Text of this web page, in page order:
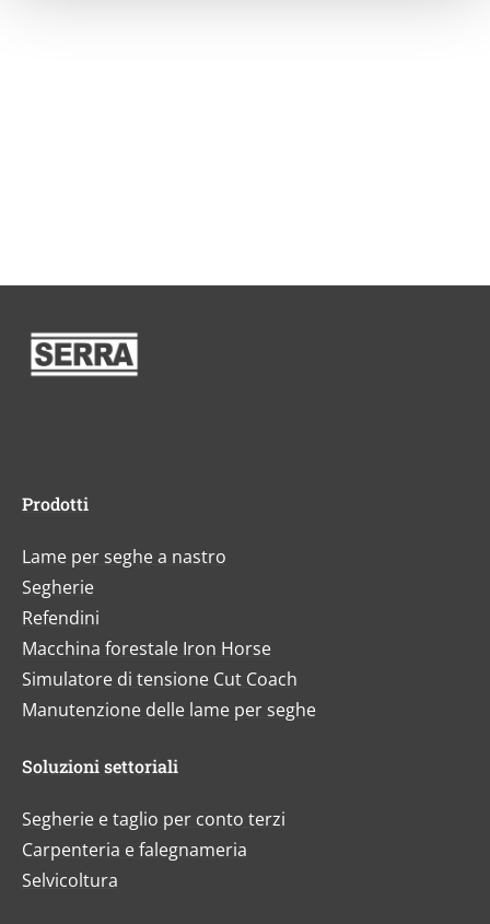
Prodotti
Lame per seghe a nastro
Segherie
Refendini
Macchina forestale Iron Horse
Simulatore di tensione Cut Coach
Manutenzione delle lame per seghe
Soluzioni settoriali
Segherie e taglio per conto terzi
Carpenteria e falegnameria
Selvicoltura